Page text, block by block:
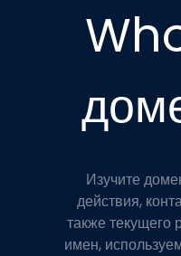
Изучите
действия,
также текущего
имен,